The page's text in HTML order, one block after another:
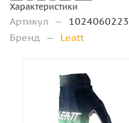
Характеристики
Артикул — 1024060223
Бренд — Leatt